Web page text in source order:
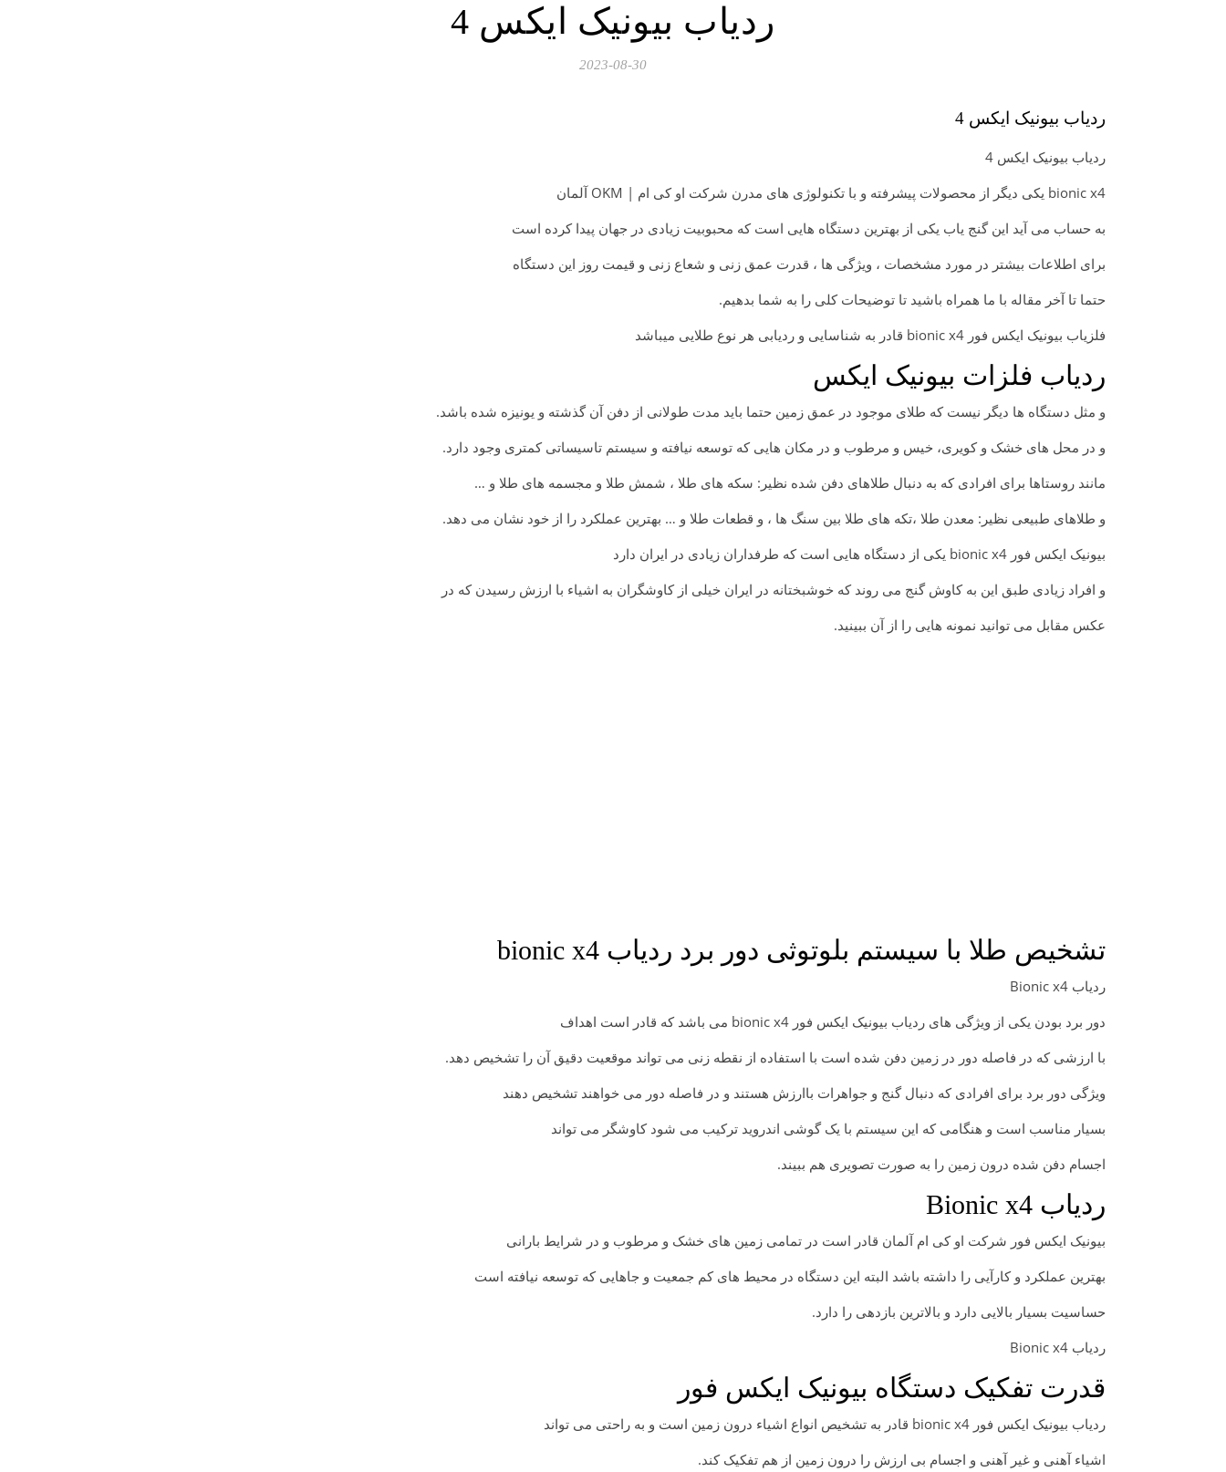
ردیاب بیونیک ایکس 4
2023-08-30
ردیاب بیونیک ایکس 4
ردیاب بیونیک ایکس 4
bionic x4 یکی دیگر از محصولات پیشرفته و با تکنولوژی های مدرن شرکت او کی ام | OKM آلمان
به حساب می آید این گنج یاب یکی از بهترین دستگاه هایی است که محبوبیت زیادی در جهان پیدا کرده است
برای اطلاعات بیشتر در مورد مشخصات ، ویژگی ها ، قدرت عمق زنی و شعاع زنی و قیمت روز این دستگاه
حتما تا آخر مقاله با ما همراه باشید تا توضیحات کلی را به شما بدهیم.
فلزیاب بیونیک ایکس فور bionic x4 قادر به شناسایی و ردیابی هر نوع طلایی میباشد
ردیاب فلزات بیونیک ایکس
و مثل دستگاه ها دیگر نیست که طلای موجود در عمق زمین حتما باید مدت طولانی از دفن آن گذشته و یونیزه شده باشد.
و در محل های خشک و کویری، خیس و مرطوب و در مکان هایی که توسعه نیافته و سیستم تاسیساتی کمتری وجود دارد.
مانند روستاها برای افرادی که به دنبال طلاهای دفن شده نظیر: سکه های طلا ، شمش طلا و مجسمه های طلا و …
و طلاهای طبیعی نظیر: معدن طلا ،تکه های طلا بین سنگ ها ، و قطعات طلا و … بهترین عملکرد را از خود نشان می دهد.
بیونیک ایکس فور bionic x4 یکی از دستگاه هایی است که طرفداران زیادی در ایران دارد
و افراد زیادی طبق این به کاوش گنج می روند که خوشبختانه در ایران خیلی از کاوشگران به اشیاء با ارزش رسیدن که در
عکس مقابل می توانید نمونه هایی را از آن ببینید.
تشخیص طلا با سیستم بلوتوثی دور برد ردیاب bionic x4
ردیاب Bionic x4
دور برد بودن یکی از ویژگی های ردیاب بیونیک ایکس فور bionic x4 می باشد که قادر است اهداف
با ارزشی که در فاصله دور در زمین دفن شده است با استفاده از نقطه زنی می تواند موقعیت دقیق آن را تشخیص دهد.
ویژگی دور برد برای افرادی که دنبال گنج و جواهرات باارزش هستند و در فاصله دور می خواهند تشخیص دهند
بسیار مناسب است و هنگامی که این سیستم با یک گوشی اندروید ترکیب می شود کاوشگر می تواند
اجسام دفن شده درون زمین را به صورت تصویری هم ببیند.
ردیاب Bionic x4
بیونیک ایکس فور شرکت او کی ام آلمان قادر است در تمامی زمین های خشک و مرطوب و در شرایط بارانی
بهترین عملکرد و کارآیی را داشته باشد البته این دستگاه در محیط های کم جمعیت و جاهایی که توسعه نیافته است
حساسیت بسیار بالایی دارد و بالاترین بازدهی را دارد.
ردیاب Bionic x4
قدرت تفکیک دستگاه بیونیک ایکس فور
ردیاب بیونیک ایکس فور bionic x4 قادر به تشخیص انواع اشیاء درون زمین است و به راحتی می تواند
اشیاء آهنی و غیر آهنی و اجسام بی ارزش را درون زمین از هم تفکیک کند.